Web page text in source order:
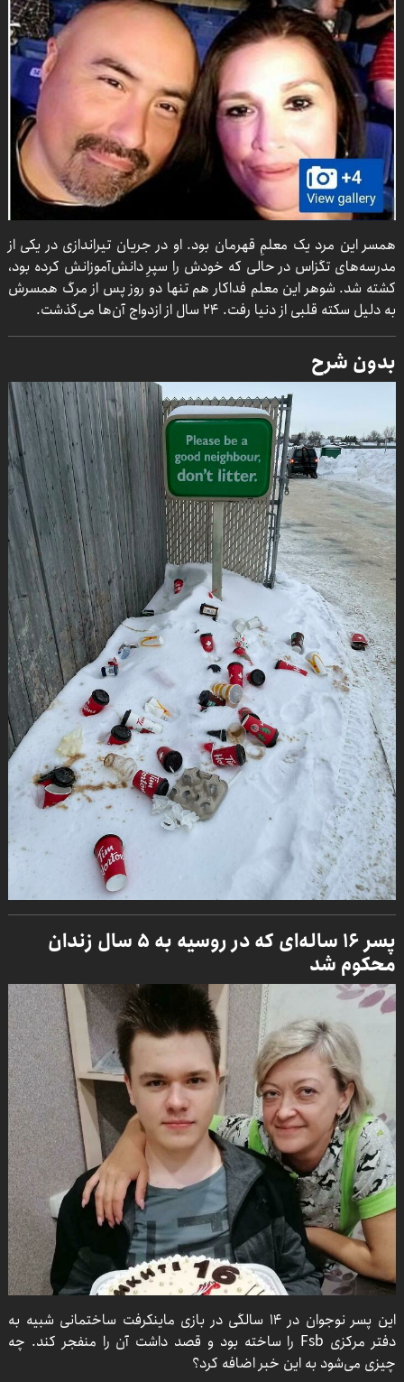
همسر این مرد یک معلمِ قهرمان بود. او در جریان تیراندازی در یکی از
مدرسه‌های تگزاس در حالی که خودش را سپرِ دانش‌آموزانش کرده بود،
کشته شد. شوهر این معلم فداکار هم تنها دو روز پس از مرگ همسرش
به دلیل سکته قلبی از دنیا رفت. 24 سال از ازدواج آن‌ها می‌گذشت.
بدون شرح
پسر ۱۶ ساله‌ای که در روسیه به ۵ سال زندان
محکوم شد
این پسر نوجوان در 14 سالگی در بازی ماینکرفت ساختمانی شبیه به
دفتر مرکزی Fsb را ساخته بود و قصد داشت آن را منفجر کند. چه
چیزی می‌شود به این خبر اضافه کرد؟